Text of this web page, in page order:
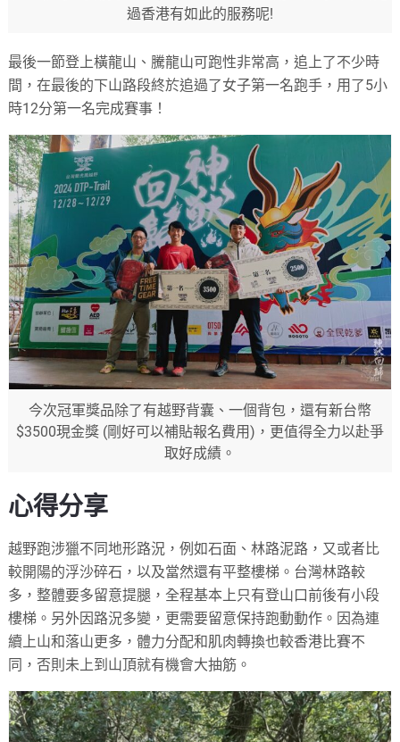
過香港有如此的服務呢!
最後一節登上橫龍山、騰龍山可跑性非常高，追上了不少時
間，在最後的下山路段終於追過了女子第一名跑手，用了5小
時12分第一名完成賽事！
今次冠軍獎品除了有越野背囊、一個背包，還有新台幣
$3500現金獎 (剛好可以補貼報名費用)，更值得全力以赴爭
取好成績。
心得分享
越野跑涉獵不同地形路況，例如石面、林路泥路，又或者比
較開陽的浮沙碎石，以及當然還有平整樓梯。台灣林路較
多，整體要多留意提腿，全程基本上只有登山口前後有小段
樓梯。另外因路況多變，更需要留意保持跑動動作。因為連
續上山和落山更多，體力分配和肌肉轉換也較香港比賽不
同，否則未上到山頂就有機會大抽筋。